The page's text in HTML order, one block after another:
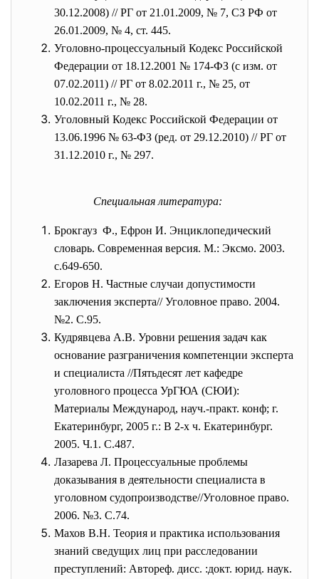
30.12.2008) // РГ от 21.01.2009, № 7, СЗ РФ от
26.01.2009, № 4, ст. 445.
Уголовно-процессуальный Кодекс Российской
Федерации от 18.12.2001 № 174-ФЗ (с изм. от
07.02.2011) // РГ от 8.02.2011 г., № 25, от
10.02.2011 г., № 28.
Уголовный Кодекс Российской Федерации от
13.06.1996 № 63-ФЗ (ред. от 29.12.2010) // РГ от
31.12.2010 г., № 297.
Специальная литература:
Брокгауз Ф., Ефрон И. Энциклопедический
словарь. Современная версия. М.: Эксмо. 2003.
с.649-650.
Егоров Н. Частные случаи допустимости
заключения эксперта// Уголовное право. 2004.
№2. С.95.
Кудрявцева А.В. Уровни решения задач как
основание разграничения компетенции эксперта
и специалиста //Пятьдесят лет кафедре
уголовного процесса УрГЮА (СЮИ):
Материалы Международ, науч.-практ. конф; г.
Екатеринбург, 2005 г.: В 2-х ч. Екатеринбург.
2005. Ч.1. С.487.
Лазарева Л. Процессуальные проблемы
доказывания в деятельности специалиста в
уголовном судопроизводстве//Уголовное право.
2006. №3. С.74.
Махов В.Н. Теория и практика использования
знаний сведущих лиц при расследовании
преступлений: Автореф. дисс. :докт. юрид. наук.